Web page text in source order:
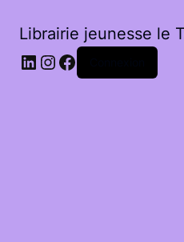
Librairie jeunesse le
LinkedIn
Instagram
Facebook